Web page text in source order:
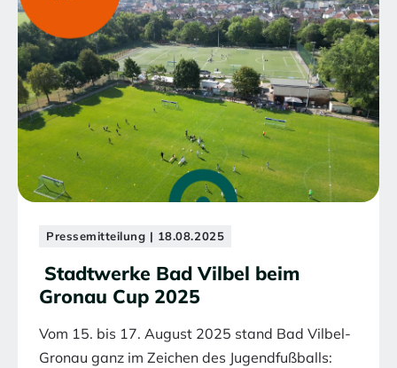
Pressemitteilung | 18.08.2025
Stadtwerke Bad Vilbel beim
Gronau Cup 2025
Vom 15. bis 17. August 2025 stand Bad Vilbel-
Gronau ganz im Zeichen des Jugendfußballs: